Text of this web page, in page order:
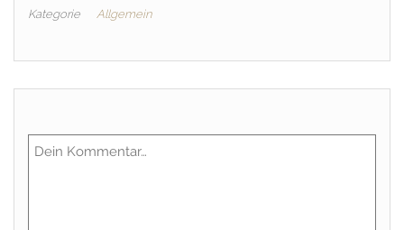
Kategorie Allgemein